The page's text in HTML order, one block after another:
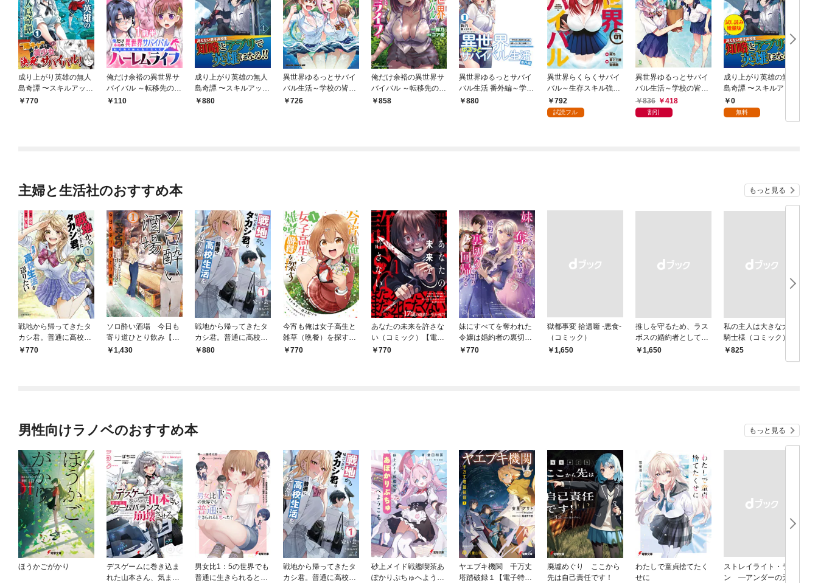
成り上がり英雄の無人
島奇譚 〜スキルアップ
と万能アプリで美少女
770
俺だけ余裕の異世界サ
バイバル ～転移先の無
人島で楽しむハーレム
110
成り上がり英雄の無人
島奇譚 〜スキルアップ
と万能アプリで美少女
880
異世界ゆるっとサバイ
バル生活～学校の皆と
異世界の無人島に転移
726
俺だけ余裕の異世界サ
バイバル ～転移先の無
人島で楽しむハーレム
858
異世界ゆるっとサバイ
バル生活 番外編～学校
の皆と異世界の無人島
880
異世界らくらくサバイ
バル～生存スキル強者
の俺が美少女四人と暮
らす無人島生活～
792
試読フル
異世界ゆるっとサバイ
バル生活～学校の皆と
異世界の無人島に転移
したけど俺だけ楽勝で
836 418
割引
成り上がり英雄の無人
島奇譚 〜スキルアップ
と万能アプリで美少女
たちと快適サバイバ
ル〜〈試し読み増量
0
無料
主婦と生活社のおすすめ本 もっと見る
戦地から帰ってきたタ
カシ君。普通に高校生
活を送りたい（コミッ
770
ソロ酔い酒場 今日も
寄り道ひとり飲み【電
子版特典付】１
1,430
戦地から帰ってきたタ
カシ君。普通に高校生
活を送りたい【電子版
880
今宵も俺は女子高生と
雑草（晩餐）を探す
（コミック）１【電子
770
あなたの未来を許さな
い（コミック）【電子
版特典付】１
770
妹にすべてを奪われた
令嬢は婚約者の裏切り
を知り回帰する（コミ
770
獄都事変 拾遺噺 -悪食-
（コミック）
￥1,650
推しを守るため、ラス
ボスの婚約者として頑
張ります！１
￥1,650
私の主人は大きな犬系
騎士様（コミック）１
￥825
男性向けラノベのおすすめ本 もっと見る
ほうかごがかり
デスゲームに巻き込ま
れた山本さん、気まま
男女比1：5の世界でも
普通に生きられると思
戦地から帰ってきたタ
カシ君。普通に高校生
砂上メイド戦艦喫茶あ
ぽかりぷちゅへようこ
ヤエブキ機関 千万丈
塔踏破録１【電子特別
廃墟めぐり ここから
先は自己責任です！
わたしで童貞捨てたく
せに
ストレイライト・ラ
ン ―アンダーの天使